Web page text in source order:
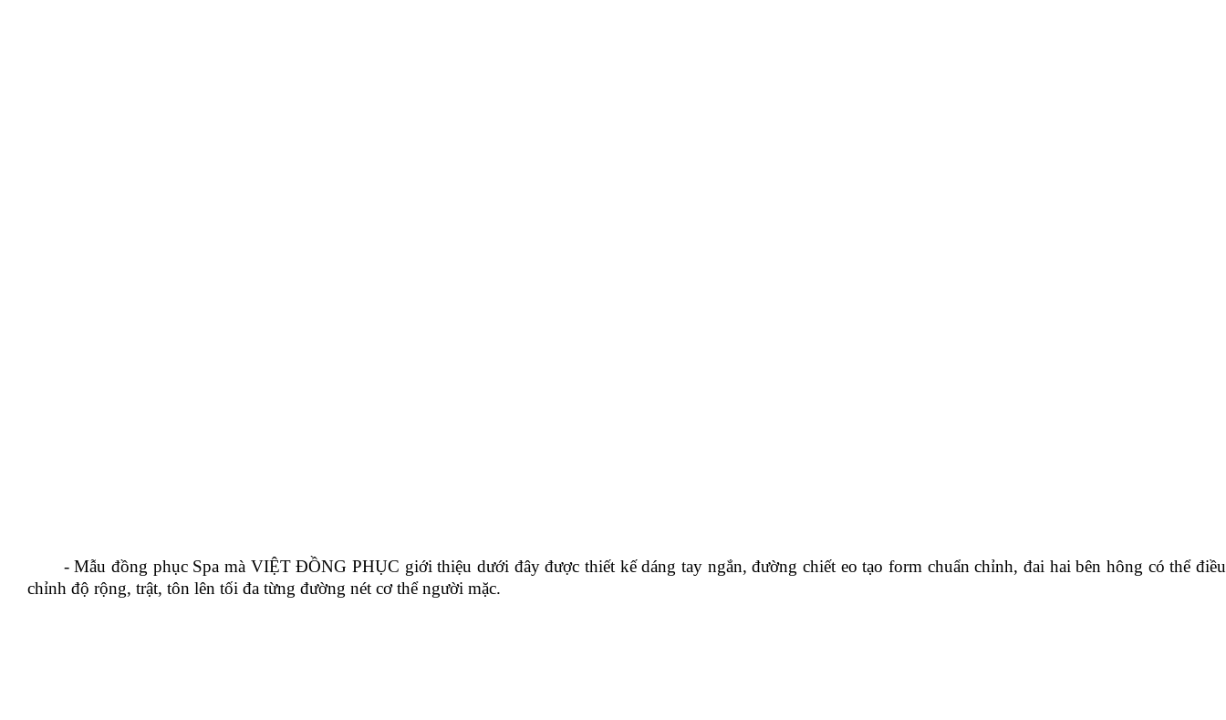
- Mẫu đồng phục Spa mà VIỆT ĐỒNG PHỤC giới thiệu dưới đây được thiết kế dáng tay ngắn, đường chiết eo tạo form chuẩn chỉnh, đai hai bên hông có thể điều
chỉnh độ rộng, trật, tôn lên tối đa từng đường nét cơ thể người mặc.